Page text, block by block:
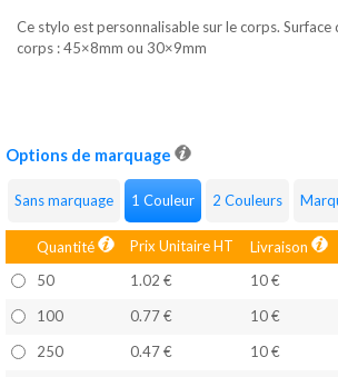
Ce stylo est personnalisable sur le corps. Surface
corps : 45×8mm ou 30×9mm
Options de marquage
Sans marquage 1 Couleur 2 Couleurs
Quantité Prix Unitaire HT Livraison
50
1.02 € 10 €
100
0.77 € 10 €
250
0.47 € 10 €